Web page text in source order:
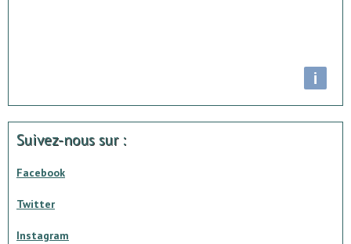
i
Suivez-nous sur :
Facebook
Twitter
Instagram